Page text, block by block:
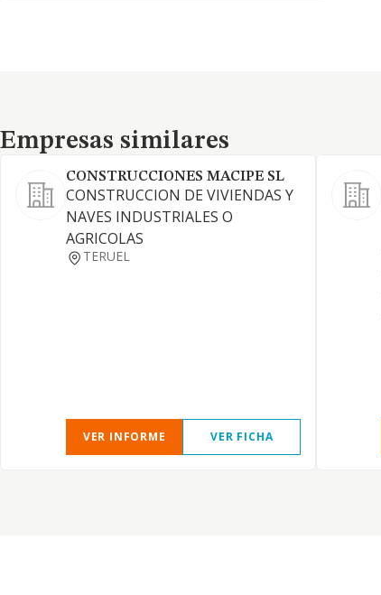
Empresas similares
Empresas similares
CONSTRUCCIONES MACIPE SL
CONSTRUCCION DE VIVIENDAS Y
NAVES INDUSTRIALES O
AGRICOLAS
TERUEL
VER INFORME VER FICHA